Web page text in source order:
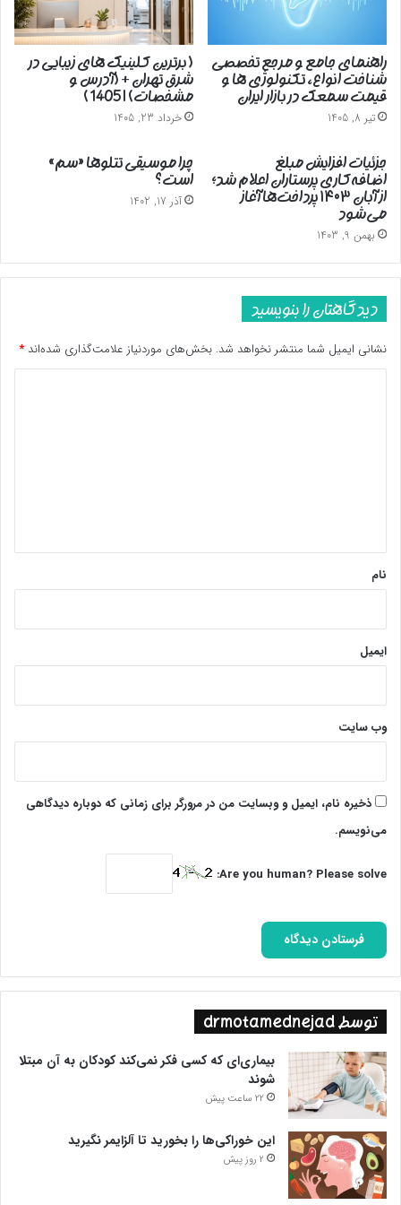
راهنمای جامع و مرجع تخصصی
شناخت انواع، تکنولوژی ها و
قیمت سمعک در بازار ایران
تیر 8, 1405
( برترین کلینیک های زیبایی در
شرق تهران + (آدرس و
مشخصات) | 1405 )
خرداد 23, 1405
جزئیات افزایش مبلغ
اضافه‌کاری پرستاران اعلام شد؛
از آبان ۱۴۰۳ پرداخت‌ها آغاز
می‌شود
بهمن 9, 1403
چرا موسیقی تتلوها «سم»
است؟
آذر 17, 1402
دیدگاهتان را بنویسید
نشانی ایمیل شما منتشر نخواهد شد. بخش‌های موردنیاز علامت‌گذاری شده‌اند *
نام
ایمیل
وب‌ سایت
ذخیره نام، ایمیل و وبسایت من در مرورگر برای زمانی که دوباره دیدگاهی
می‌نویسم.
Are you human? Please solve:
توسط drmotamednejad
بیماری‌ای که کسی فکر نمی‌کند کودکان به آن مبتلا
شوند
22 ساعت پیش
این خوراکی‌ها را بخورید تا آلزایمر نگیرید
2 روز پیش